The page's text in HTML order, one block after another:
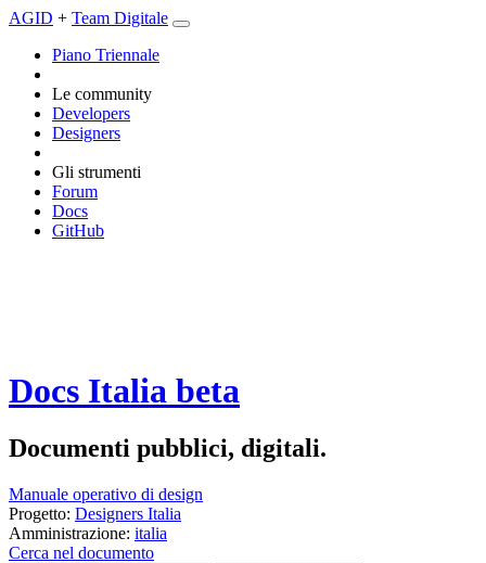
AGID + Team Digitale
Piano Triennale
Le community
Developers
Designers
Gli strumenti
Forum
Docs
GitHub
Docs Italia beta
Documenti pubblici, digitali.
Manuale operativo di design
Progetto: Designers Italia
Amministrazione: italia
Cerca nel documento